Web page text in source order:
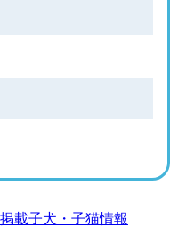
載子犬・子猫情報